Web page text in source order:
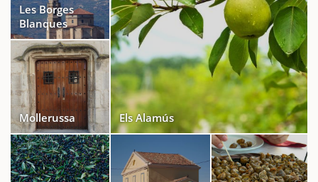
Les Borges
Blanques
Mollerussa Els Alamús